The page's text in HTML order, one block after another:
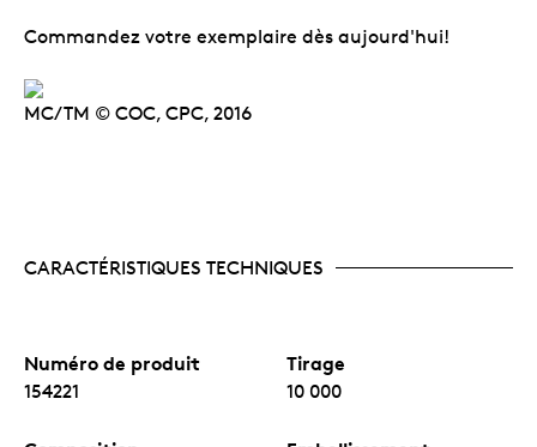
Commandez votre exemplaire dès aujourd'hui!
MC/TM © COC, CPC, 2016
CARACTÉRISTIQUES TECHNIQUES
Numéro de produit
154221
Tirage
10 000